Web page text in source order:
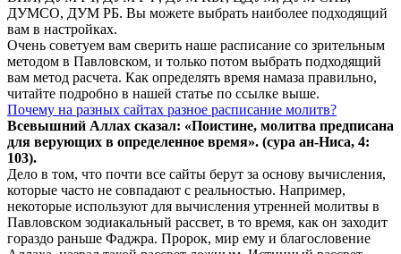
ДУМСО, ДУМ РБ. Вы можете выбрать наиболее подходящий
вам в настройках.
Очень советуем вам сверить наше расписание со зрительным
методом в Павловском, и только потом выбрать подходящий
вам метод расчета. Как определять время намаза правильно,
читайте подробно в нашей статье по ссылке выше.
Почему на разных сайтах разное расписание молитв?
Всевышний Аллах сказал: «Поистине, молитва предписана
для верующих в определенное время». (сура ан-Ниса, 4:
103).
Дело в том, что почти все сайты берут за основу вычисления,
которые часто не совпадают с реальностью. Например,
некоторые используют для вычисления утренней молитвы в
Павловском зодиакальный рассвет, в то время, как он заходит
гораздо раньше Фаджра. Пророк, мир ему и благословение